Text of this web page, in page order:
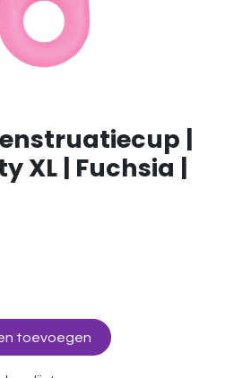
|
XL | Fuchsia |
toevoegen